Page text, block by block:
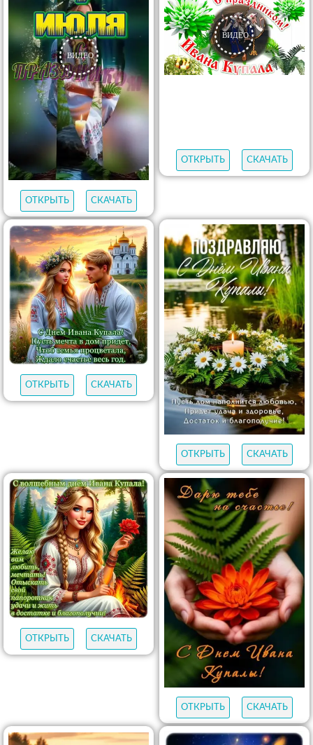
ОТКРЫТЬ СКАЧАТЬ
ОТКРЫТЬ СКАЧАТЬ
ОТКРЫТЬ СКАЧАТЬ
ОТКРЫТЬ СКАЧАТЬ
ОТКРЫТЬ СКАЧАТЬ
ОТКРЫТЬ СКАЧАТЬ